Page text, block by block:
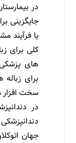
در
جایگزینی
یا فرآیند
کلی برای
های
برای
سخت
در
جهان